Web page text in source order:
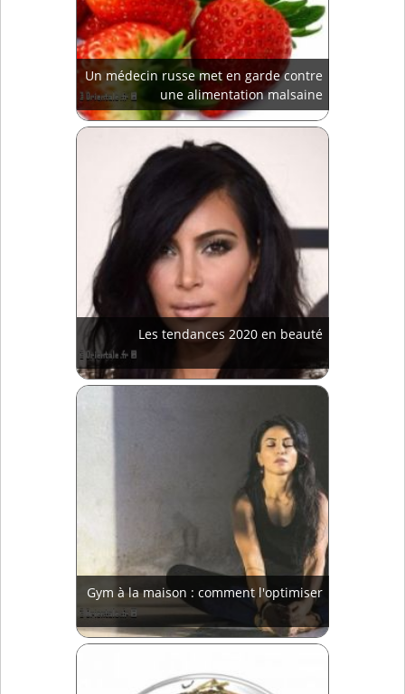
Un médecin russe met en garde contre
une alimentation malsaine
Les tendances 2020 en beauté
Gym à la maison : comment l'optimiser